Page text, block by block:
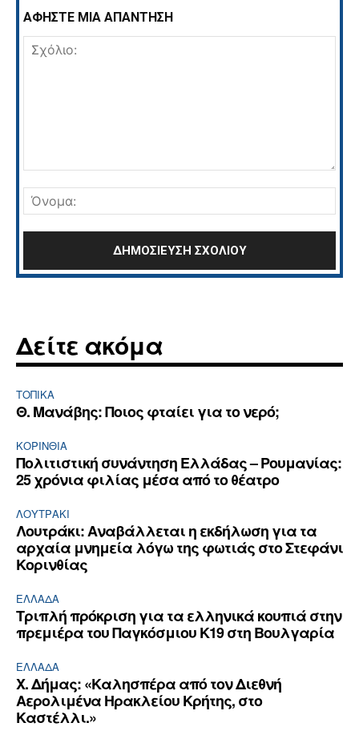
ΑΦΗΣΤΕ ΜΙΑ ΑΠΑΝΤΗΣΗ
Δείτε ακόμα
ΤΟΠΙΚΑ
Θ. Μανάβης: Ποιος φταίει για το νερό;
ΚΟΡΙΝΘΊΑ
Πολιτιστική συνάντηση Ελλάδας – Ρουμανίας:
25 χρόνια φιλίας μέσα από το θέατρο
ΛΟΥΤΡΆΚΙ
Λουτράκι: Αναβάλλεται η εκδήλωση για τα
αρχαία μνημεία λόγω της φωτιάς στο Στεφάνι
Κορινθίας
ΕΛΛΆΔΑ
Τριπλή πρόκριση για τα ελληνικά κουπιά στην
πρεμιέρα του Παγκόσμιου Κ19 στη Βουλγαρία
ΕΛΛΆΔΑ
Χ. Δήμας: «Καλησπέρα από τον Διεθνή
Αερολιμένα Ηρακλείου Κρήτης, στο
Καστέλλι.»